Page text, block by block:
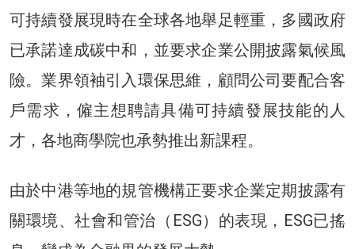
可持續發展現時在全球各地舉足輕重，多國政府
已承諾達成碳中和，並要求企業公開披露氣候風
險。業界領袖引入環保思維，顧問公司要配合客
戶需求，僱主想聘請具備可持續發展技能的人
才，各地商學院也承勢推出新課程。
由於中港等地的規管機構正要求企業定期披露有
關環境、社會和管治（ESG）的表現，ESG已搖